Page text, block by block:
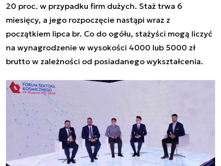
20 proc. w przypadku firm dużych. Staż trwa 6
miesięcy, a jego rozpoczęcie nastąpi wraz z
początkiem lipca br. Co do ogółu, stażyści mogą liczyć
na wynagrodzenie w wysokości 4000 lub 5000 zł
brutto w zależności od posiadanego wykształcenia.